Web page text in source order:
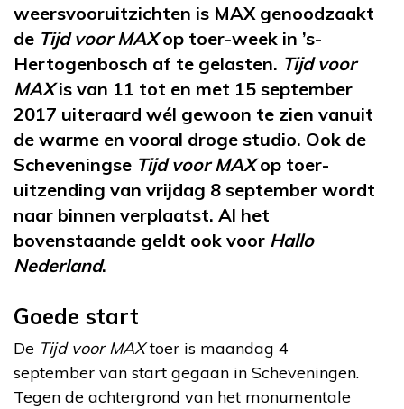
weersvooruitzichten is MAX genoodzaakt
de Tijd voor MAXop toer-week in ’s-
Hertogenbosch af te gelasten. Tijd voor
MAXis van 11 tot en met 15 september
2017 uiteraard wél gewoon te zien vanuit
de warme en vooral droge studio. Ook de
Scheveningse Tijd voor MAXop toer-
uitzending van vrijdag 8 september wordt
naar binnen verplaatst. Al het
bovenstaande geldt ook voor Hallo
Nederland.
Goede start
De Tijd voor MAXtoer is maandag 4
september van start gegaan in Scheveningen.
Tegen de achtergrond van het monumentale